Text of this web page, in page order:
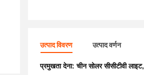
उत्पाद विवरण उत्पाद वर्णन
प्रमुखता देना:चीन सोलर सीसीटीवी लाइट,